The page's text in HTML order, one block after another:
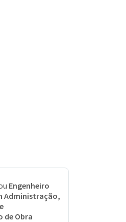
Engenheiro
Administração,
de Obra